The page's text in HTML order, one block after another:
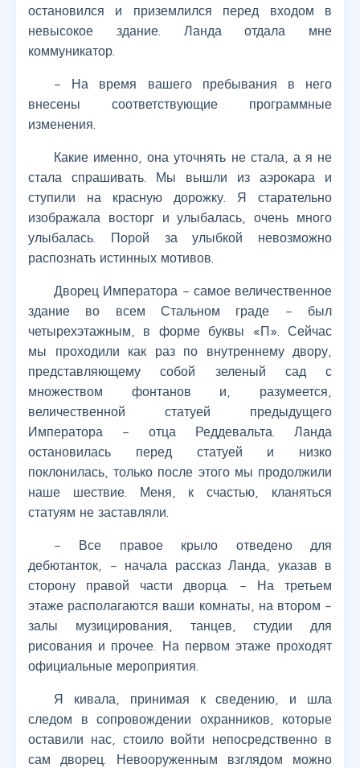
остановился и приземлился перед входом в
невысокое здание. Ланда отдала мне
коммуникатор.
– На время вашего пребывания в него
внесены соответствующие программные
изменения.
Какие именно, она уточнять не стала, а я не
стала спрашивать. Мы вышли из аэрокара и
ступили на красную дорожку. Я старательно
изображала восторг и улыбалась, очень много
улыбалась. Порой за улыбкой невозможно
распознать истинных мотивов.
Дворец Императора – самое величественное
здание во всем Стальном граде – был
четырехэтажным, в форме буквы «П». Сейчас
мы проходили как раз по внутреннему двору,
представляющему собой зеленый сад с
множеством фонтанов и, разумеется,
величественной статуей предыдущего
Императора – отца Реддевальта. Ланда
остановилась перед статуей и низко
поклонилась, только после этого мы продолжили
наше шествие. Меня, к счастью, кланяться
статуям не заставляли.
– Все правое крыло отведено для
дебютанток, – начала рассказ Ланда, указав в
сторону правой части дворца. – На третьем
этаже располагаются ваши комнаты, на втором –
залы музицирования, танцев, студии для
рисования и прочее. На первом этаже проходят
официальные мероприятия.
Я кивала, принимая к сведению, и шла
следом в сопровождении охранников, которые
оставили нас, стоило войти непосредственно в
сам дворец. Невооруженным взглядом можно